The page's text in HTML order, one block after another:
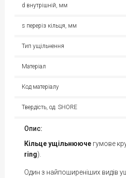
d внутрішній, мм
s переріз кільця, мм
Тип ущільнення
Матеріал
Код матеріалу
Твердість, од. SHORE
Опис:
Кільцеущільнююче гумове
ring).
Один з найпоширеніших видів